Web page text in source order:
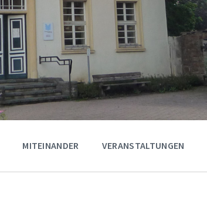
MITEINANDER VERANSTALTUNGEN